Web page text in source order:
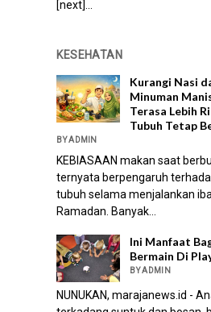
[next]...
KESEHATAN
Kurangi Nasi
Minuman
Terasa Lebih
Tubuh Tetap
BY ADMIN
KEBIASAAN makan saat
ternyata berpengaruh
tubuh selama menjalankan
Ramadan. Banyak...
Ini Manfaat
Bermain Di
BY ADMIN
NUNUKAN, marajanews.id -